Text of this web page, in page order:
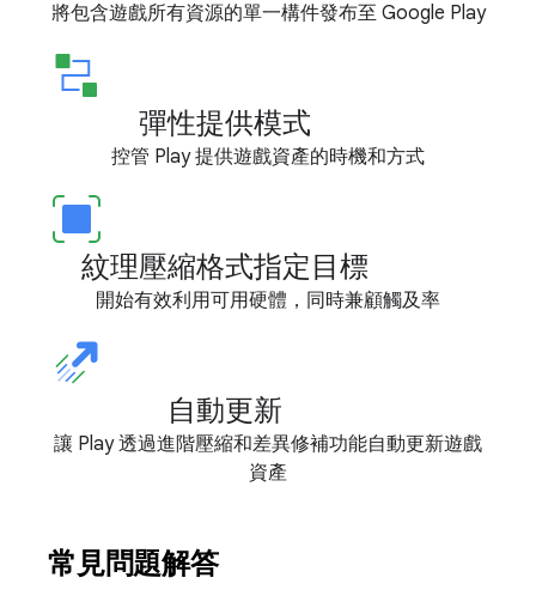
將包含遊戲所有資源的單一構件發布至 Google Play
彈性提供模式
控管 Play 提供遊戲資產的時機和方式
紋理壓縮格式指定目標
開始有效利用可用硬體，同時兼顧觸及率
自動更新
讓 Play 透過進階壓縮和差異修補功能自動更新遊戲
資產
常見問題解答